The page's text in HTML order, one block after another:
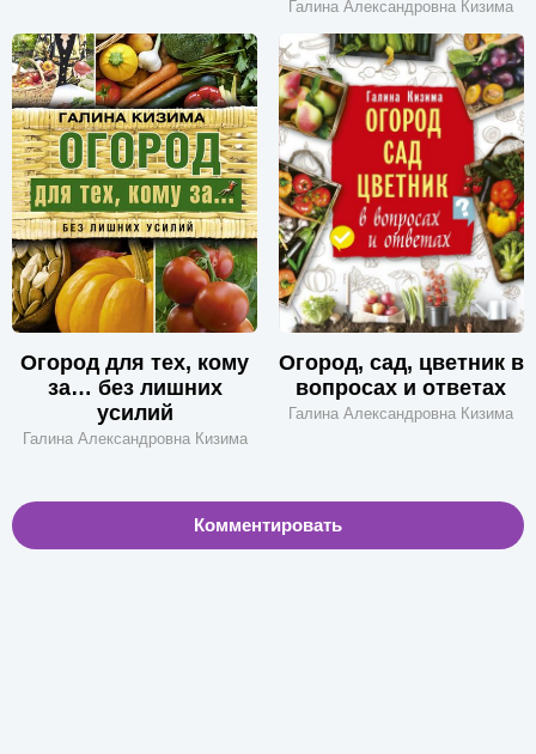
Галина Александровна Кизима
Огород для тех, кому
за… без лишних
усилий
Галина Александровна Кизима
Огород, сад, цветник в
вопросах и ответах
Галина Александровна Кизима
Комментировать